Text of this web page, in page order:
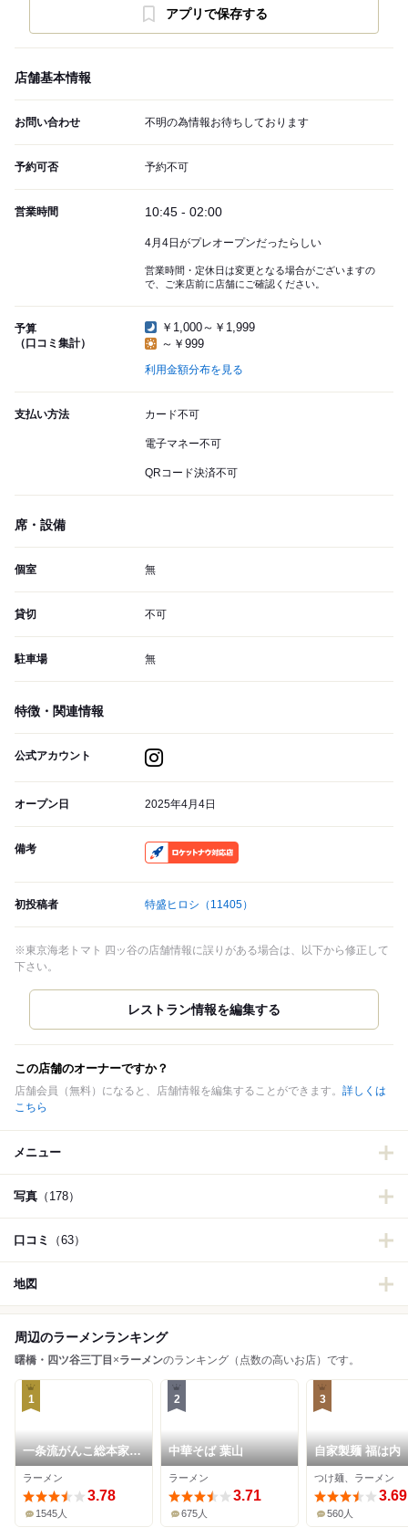
アプリで保存する
店舗基本情報
お問い合わせ 不明の為情報お待ちしております
予約可否 予約不可
営業時間 10:45 - 02:00
4月4日がプレオープンだったらしい
営業時間・定休日は変更となる場合がございますの
で、ご来店前に店舗にご確認ください。
予算
（口コミ集計）
￥1,000～￥1,999
～￥999
利用金額分布を見る
支払い方法 カード不可
電子マネー不可
QRコード決済不可
席・設備
個室 無
貸切 不可
駐車場 無
特徴・関連情報
公式アカウント
オープン日 2025年4月4日
備考
初投稿者 特盛ヒロシ （11405）
※東京海老トマト 四ッ谷の店舗情報に誤りがある場合は、以下から修正して
下さい。
この店舗のオーナーですか？
店舗会員（無料）になると、店舗情報を編集することができます。 詳しくは
こちら
メニュー
写真 （178）
口コミ （63）
地図
周辺のラーメンランキング
曙橋・四ツ谷三丁目 ×ラーメンのランキング（点数の高いお店）です。
1
一条流がんこ総本家分
家四谷荒木町
ラーメン
3.78
1545人
2
中華そば 葉山
ラーメン
3.71
675人
3
自家製麺 福は内
つけ麺、ラーメン
3.69
560人